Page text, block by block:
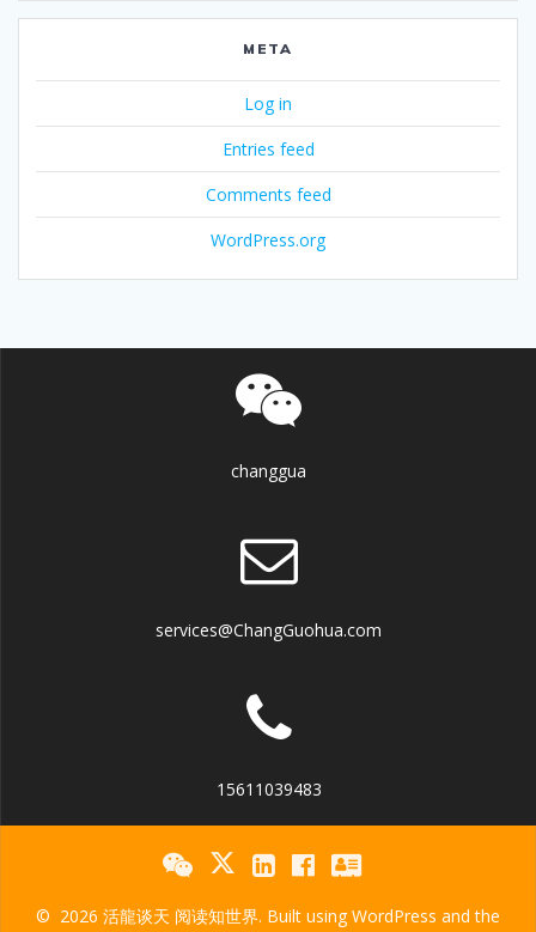
META
Log in
Entries feed
Comments feed
WordPress.org
changgua
services@ChangGuohua.com
15611039483
© 2026 活龍谈天 阅读知世界. Built using WordPress and the